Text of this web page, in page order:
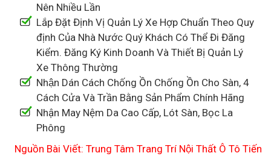
Nên Nhiều Lần
Lắp Đặt Định Vị Quản Lý Xe Hợp Chuẩn Theo Quy
định Của Nhà Nước Quý Khách Có Thể Đi Đăng
Kiểm. Đăng Ký Kinh Doanh Và Thiết Bị Quản Lý
Xe Thông Thường
Nhận Dán Cách Chống Ồn Chống Ồn Cho Sàn, 4
Cách Cửa Và Trần Bằng Sản Phẩm Chính Hãng
Nhận May Nệm Da Cao Cấp, Lót Sàn, Bọc La
Phông
Nguồn Bài Viết: Trung Tâm Trang Trí Nội Thất Ô Tô Tiến